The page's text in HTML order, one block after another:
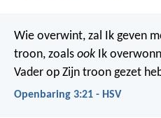
Wie overwint, zal Ik geven
troon, zoals ook Ik
Vader op Zijn troon gezet
Openbaring 3:21 - HSV